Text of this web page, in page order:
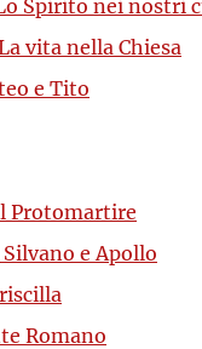
Spirito nei nostri
vita nella Chiesa
e Tito
Protomartire
e Apollo
Romano